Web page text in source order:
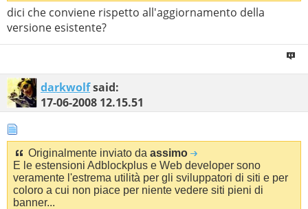
dici che conviene rispetto all'aggiornamento della
versione esistente?
darkwolfsaid:
17-06-2008 12.15.51
Originalmente inviato da assimo
E le estensioni Adblockplus e Web developer sono
veramente l'estrema utilità per gli sviluppatori di siti e per
coloro a cui non piace per niente vedere siti pieni di
banner...